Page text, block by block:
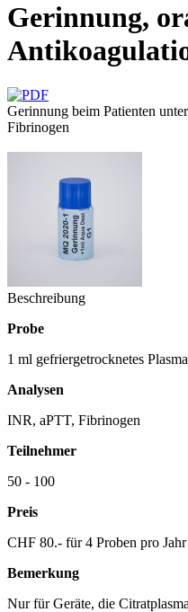
Gerinnung,
Gerinnung beim Patienten
Fibrinogen
Beschreibung
Probe
1 ml gefriergetrocknetes Plasma
Analysen
INR, aPTT, Fibrinogen
Teilnehmer
50 - 100
Preis
CHF 80.- für 4 Proben pro Jahr
Bemerkung
Nur für Geräte, die